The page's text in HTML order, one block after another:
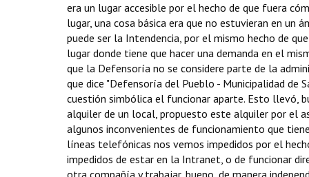
era un lugar accesible por el hecho de que fuera
lugar, una cosa básica era que no estuvieran en un
puede ser la Intendencia, por el mismo hecho de
lugar donde tiene que hacer una demanda en el
que la Defensoría no se considere parte de la
que dice "Defensoría del Pueblo - Municipalidad de
cuestión simbólica el funcionar aparte. Esto llevó,
alquiler de un local, propuesto este alquiler por el
algunos inconvenientes de funcionamiento que
líneas telefónicas nos vemos impedidos por el
impedidos de estar en la Intranet, o de funcionar
otra compañía y trabajar, bueno, de manera